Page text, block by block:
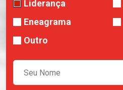
Liderança
Eneagrama
Outro